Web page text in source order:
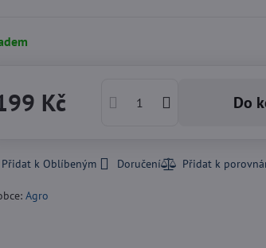
Kč Do
Přidat k Oblíbeným Doručení
Agro